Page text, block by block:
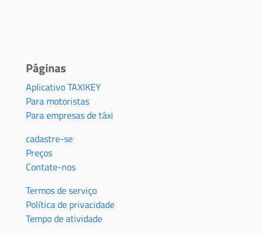
Páginas
Aplicativo TAXIKEY
Para motoristas
Para empresas de táxi
cadastre-se
Preços
Contate-nos
Termos de serviço
Política de privacidade
Tempo de atividade